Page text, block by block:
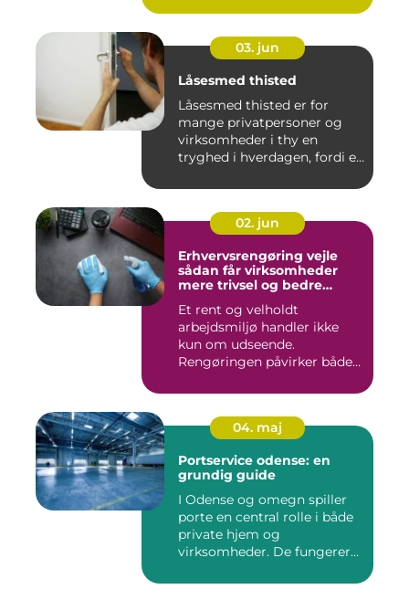
03. jun
Låsesmed thisted
Låsesmed thisted er for
mange privatpersoner og
virksomheder i thy en
tryghed i hverdagen, fordi en
02. jun
Erhvervsrengøring vejle
sådan får virksomheder
mere trivsel og bedre
Et rent og velholdt
arbejdsmiljø handler ikke
kun om udseende.
Rengøringen påvirker både
04. maj
Portservice odense: en
grundig guide
I Odense og omegn spiller
porte en central rolle i både
private hjem og
virksomheder. De fungerer